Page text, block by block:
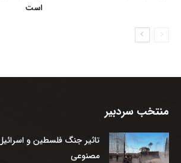
است
منتخب سردبیر
تاثیر جنگ فلسطین و
مصنوعی